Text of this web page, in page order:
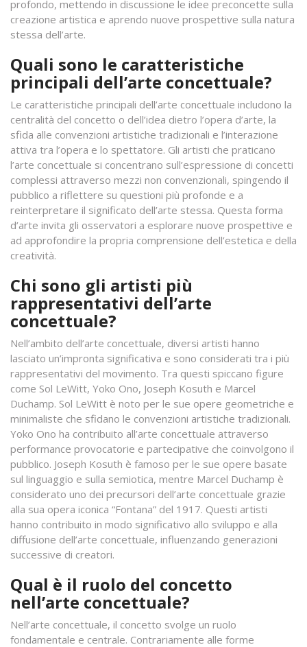
profondo, mettendo in discussione le idee preconcette sulla
creazione artistica e aprendo nuove prospettive sulla natura
stessa dell’arte.
Quali sono le caratteristiche
principali dell’arte concettuale?
Le caratteristiche principali dell’arte concettuale includono la
centralità del concetto o dell’idea dietro l’opera d’arte, la
sfida alle convenzioni artistiche tradizionali e l’interazione
attiva tra l’opera e lo spettatore. Gli artisti che praticano
l’arte concettuale si concentrano sull’espressione di concetti
complessi attraverso mezzi non convenzionali, spingendo il
pubblico a riflettere su questioni più profonde e a
reinterpretare il significato dell’arte stessa. Questa forma
d’arte invita gli osservatori a esplorare nuove prospettive e
ad approfondire la propria comprensione dell’estetica e della
creatività.
Chi sono gli artisti più
rappresentativi dell’arte
concettuale?
Nell’ambito dell’arte concettuale, diversi artisti hanno
lasciato un’impronta significativa e sono considerati tra i più
rappresentativi del movimento. Tra questi spiccano figure
come Sol LeWitt, Yoko Ono, Joseph Kosuth e Marcel
Duchamp. Sol LeWitt è noto per le sue opere geometriche e
minimaliste che sfidano le convenzioni artistiche tradizionali.
Yoko Ono ha contribuito all’arte concettuale attraverso
performance provocatorie e partecipative che coinvolgono il
pubblico. Joseph Kosuth è famoso per le sue opere basate
sul linguaggio e sulla semiotica, mentre Marcel Duchamp è
considerato uno dei precursori dell’arte concettuale grazie
alla sua opera iconica “Fontana” del 1917. Questi artisti
hanno contribuito in modo significativo allo sviluppo e alla
diffusione dell’arte concettuale, influenzando generazioni
successive di creatori.
Qual è il ruolo del concetto
nell’arte concettuale?
Nell’arte concettuale, il concetto svolge un ruolo
fondamentale e centrale. Contrariamente alle forme